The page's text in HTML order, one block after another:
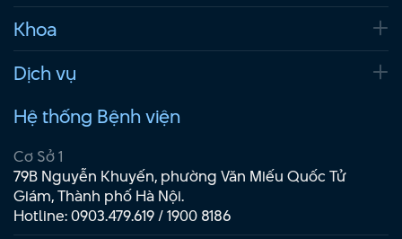
Khoa
Dịch vụ
Hệ thống Bệnh viện
Cơ Sở 1
79B Nguyễn Khuyến, phường Văn Miếu Quốc Tử
Giám, Thành phố Hà Nội.
Hotline:0903.479.619/1900 8186